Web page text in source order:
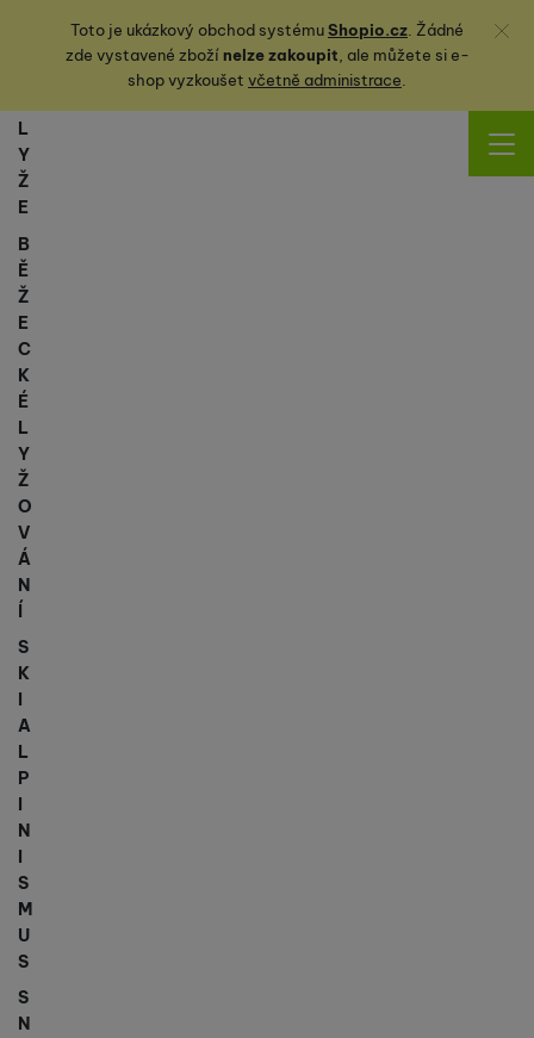
Toto je ukázkový obchod systémuShopio.cz. Žádné
zde vystavené zbožínelze zakoupit, ale můžete sie-
shop vyzkoušet včetně administrace.
Zavřít
L
Y
Ž
E
B
Ě
Ž
E
C
K
É
L
Y
Ž
O
V
Á
N
Í
S
K
I
A
L
P
I
N
I
S
M
U
S
S
N